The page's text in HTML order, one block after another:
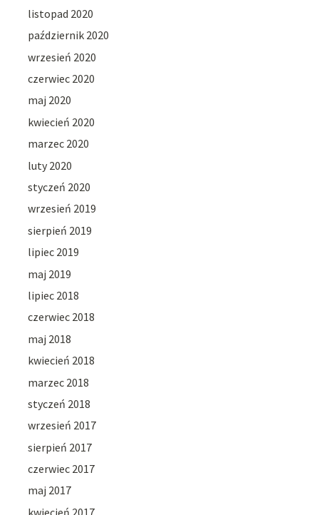
listopad 2020
październik 2020
wrzesień 2020
czerwiec 2020
maj 2020
kwiecień 2020
marzec 2020
luty 2020
styczeń 2020
wrzesień 2019
sierpień 2019
lipiec 2019
maj 2019
lipiec 2018
czerwiec 2018
maj 2018
kwiecień 2018
marzec 2018
styczeń 2018
wrzesień 2017
sierpień 2017
czerwiec 2017
maj 2017
kwiecień 2017